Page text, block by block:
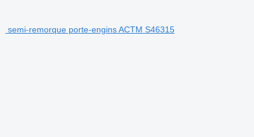
semi-remorque porte-engins ACTM S46315